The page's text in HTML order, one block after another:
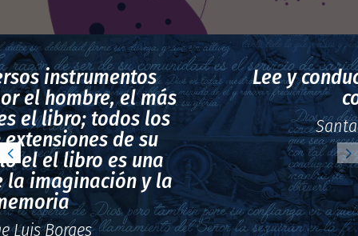
Lee y conducirás, no leas y serás
conducido.
Santa Teresa de Jesús